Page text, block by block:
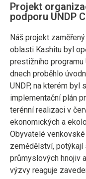
Projekt
podporu UNDP
Náš projekt
oblasti Kashitu byl
prestižního programu
dnech proběhlo
UNDP, na kterém byl
implementační plán
terénní realizaci v
ekonomických a
Obyvatelé
zemědělství,
průmyslových hnojiv
výzvy reaguje